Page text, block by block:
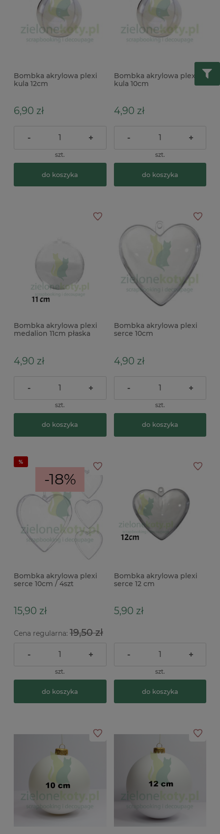
Bombka akrylowa plexi
kula 12cm
6,90 zł
- +
szt.
do koszyka
Bombka akrylowa plexi
kula 10cm
4,90 zł
- +
szt.
do koszyka
Bombka akrylowa plexi
medalion 11cm płaska
4,90 zł
- +
szt.
do koszyka
Bombka akrylowa plexi
serce 10cm
4,90 zł
- +
szt.
do koszyka
-18%
Bombka akrylowa plexi
serce 10cm / 4szt
15,90 zł
Cena regularna: 19,50 zł
- +
szt.
do koszyka
Bombka akrylowa plexi
serce 12 cm
5,90 zł
- +
szt.
do koszyka